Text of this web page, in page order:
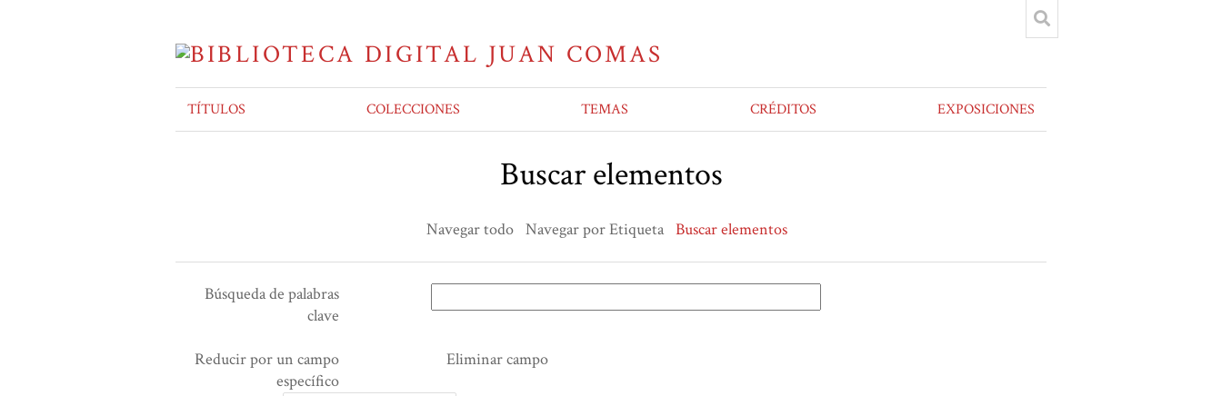
TÍTULOS COLECCIONES TEMAS CRÉDITOS EXPOSICIONES
Buscar elementos
Navegar todo Navegar por Etiqueta Buscar elementos
Búsqueda de palabras
clave
Reducir por un campo
específico
Search Property
Tipo de búsqueda
Términos de búsqueda
Ensamblador de Búsqueda Eliminar campo